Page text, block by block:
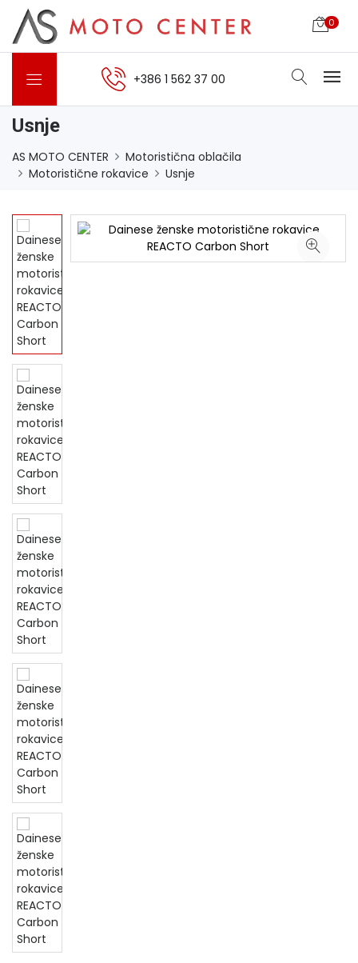
0
+386 1 562 37 00
Usnje
AS MOTO CENTER
Motoristična oblačila
Motoristične rokavice
Usnje